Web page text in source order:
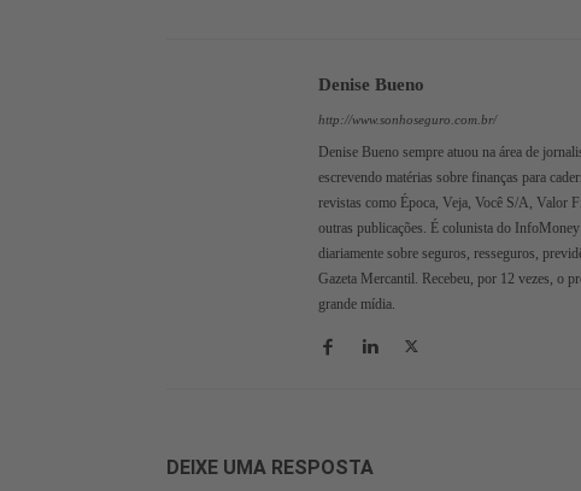
Denise Bueno
http://www.sonhoseguro.com.br/
Denise Bueno sempre atuou na área de
escrevendo matérias sobre finanças para
revistas como Época, Veja, Você S/A, Valor
outras publicações. É colunista do
diariamente sobre seguros, resseguros,
Gazeta Mercantil. Recebeu, por 12 vezes, o
grande mídia.
DEIXE UMA RESPOSTA